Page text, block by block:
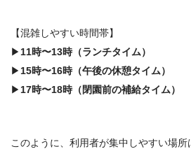
【混雑しやすい時間帯】
▶11時〜13時（ランチタイム）
▶15時〜16時（午後の休憩タイム）
▶17時〜18時（閉園前の補給タイム）
このように、利用者が集中しやすい場